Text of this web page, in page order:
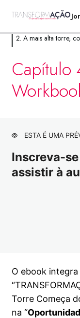
8 aulas
2. A mais alta
Capítulo 3.3 |
Empreendedor
no
Capítulo 4.3 |
Live 4 |
2. A mais alta torre,
Capítulo
ESTA É UMA
Inscreva-
assistir à
O ebook
Torre Começa
na “